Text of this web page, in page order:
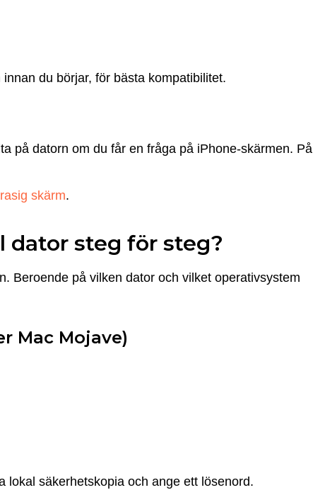
du börjar, för bästa kompatibilitet.
på datorn om du får en fråga på iPhone-skärmen. På
skärm.
dator steg för steg?
Beroende på vilken dator och vilket operativsystem
Mac Mojave)
lokal säkerhetskopia och ange ett lösenord.